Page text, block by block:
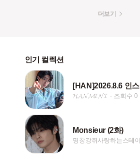
더보기
인기 컬렉션
[HAN]2026.8.6 인
𝓗𝓐𝓝𝓜𝓘𝓝𝓘 조회수 0
Monsieur (2화)
명창강쥐사랑하는스테이